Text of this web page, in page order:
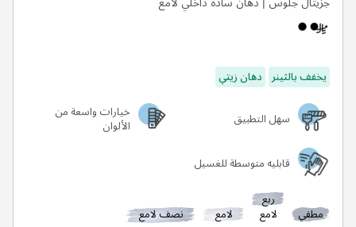
يخفف بالثينر دهان زيتي
سهل التطبيق
خيارات واسعة من
الألوان
قابليه متوسطة للغسيل
مطفي
ربع
لامع لامع نصف لامع